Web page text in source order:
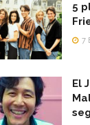
5
7
El